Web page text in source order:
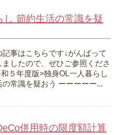
し 節約生活の常識を疑
記事はこちらです↓がんばって
ましたので、ぜひご参照くださ
５年度版>独身OL一人暮らし
の常識を疑おう ーーーーー...
併用時の限度額計算